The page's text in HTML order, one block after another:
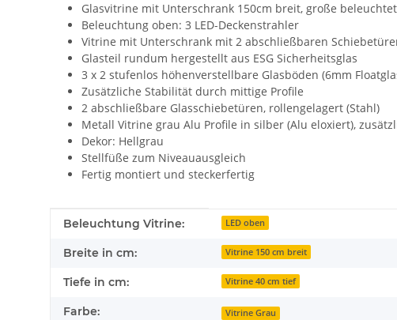
Glasvitrine mit Unterschrank 150cm breit, große
Beleuchtung oben: 3 LED-Deckenstrahler
Vitrine mit Unterschrank mit 2 abschließbaren
Glasteil rundum hergestellt aus ESG Sicherheitsglas
3 x 2 stufenlos höhenverstellbare Glasböden (6mm
Zusätzliche Stabilität durch mittige Profile
2 abschließbare Glasschiebetüren, rollengelagert (Stahl)
Metall Vitrine grau Alu Profile in silber (Alu eloxiert),
Dekor: Hellgrau
Stellfüße zum Niveauausgleich
Fertig montiert und steckerfertig
Produkteigenschaft
Wert
Beleuchtung Vitrine: LED oben
Breite in cm: Vitrine 150 cm breit
Tiefe in cm: Vitrine 40 cm tief
Farbe: Vitrine Grau